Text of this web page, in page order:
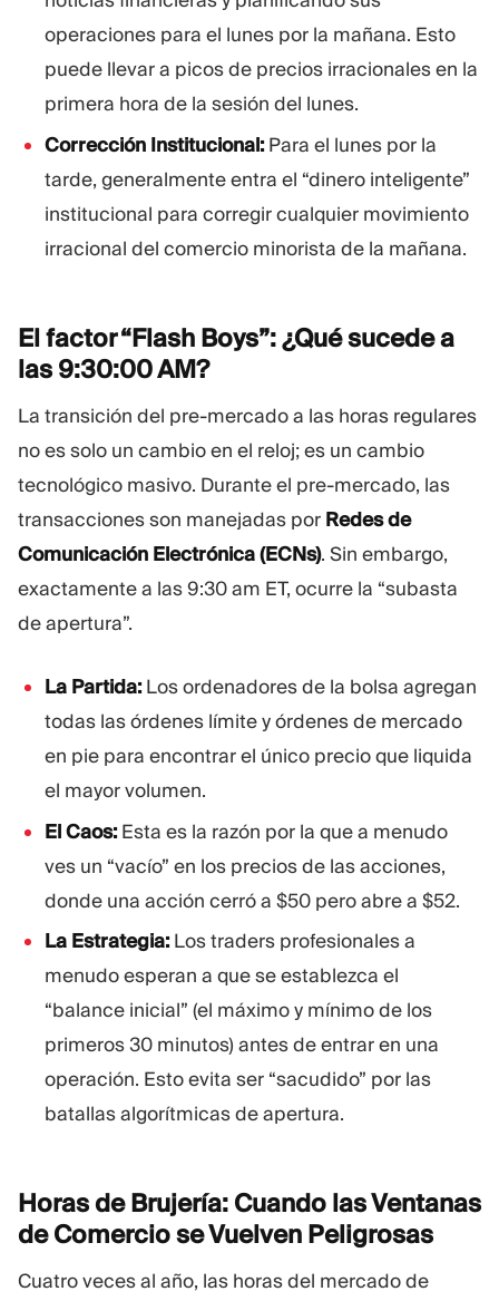
operaciones para el lunes por la mañana. Esto
puede llevar a picos de precios irracionales en la
primera hora de la sesión del lunes.
Corrección Institucional:Para el lunes por la
tarde, generalmente entra el “dinero inteligente”
institucional para corregir cualquier movimiento
irracional del comercio minorista de la mañana.
El factor “Flash Boys”: ¿Qué sucede a
las 9:30:00AM?
La transición del pre-mercado a las horas regulares
no es solo un cambio en el reloj; es un cambio
tecnológico masivo. Durante el pre-mercado, las
transacciones son manejadas por Redes de
Comunicación Electrónica (ECNs). Sin embargo,
exactamente a las 9:30 am ET, ocurre la “subasta
de apertura”.
La Partida:Los ordenadores de la bolsa agregan
todas las órdenes límite y órdenes de mercado
en pie para encontrar el único precio que liquida
el mayor volumen.
El Caos:Esta es la razón por la que a menudo
ves un “vacío” en los precios de las acciones,
donde una acción cerró a $50 pero abre a $52.
La Estrategia:Los traders profesionales a
menudo esperan a que se establezca el
“balance inicial” (el máximo y mínimo de los
primeros 30 minutos) antes de entrar en una
operación. Esto evita ser “sacudido” por las
batallas algorítmicas de apertura.
Horas de Brujería: Cuando las Ventanas
de Comercio se Vuelven Peligrosas
Cuatro veces al año, las horas del mercado de